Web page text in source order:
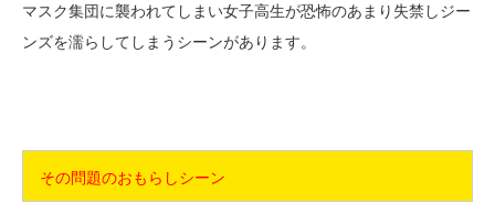
マスク集団に襲われてしまい女子高生が恐怖のあまり失禁しジー
ンズを濡らしてしまうシーンがあります。
その問題のおもらしシーン